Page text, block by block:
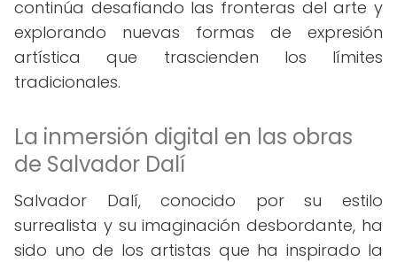
continúa desafiando las fronteras del arte y
explorando nuevas formas de expresión
artística que trascienden los límites
tradicionales.
La inmersión digital en las obras
de Salvador Dalí
Salvador Dalí, conocido por su estilo
surrealista y su imaginación desbordante, ha
sido uno de los artistas que ha inspirado la